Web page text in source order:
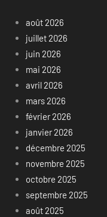
août 2026
juillet 2026
juin 2026
mai 2026
avril 2026
mars 2026
février 2026
janvier 2026
décembre 2025
novembre 2025
octobre 2025
septembre 2025
août 2025